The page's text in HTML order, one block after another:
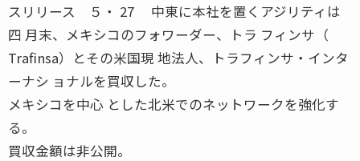
スリリース ５・ 27 中東に本社を置くアジリティは
四 月末、メキシコのフォワーダー、トラ フィンサ（
Trafinsa）とその米国現 地法人、トラフィンサ・インタ
ーナシ ョナルを買収した。
メキシコを中心 とした北米でのネットワークを強化す
る。
買収金額は非公開。